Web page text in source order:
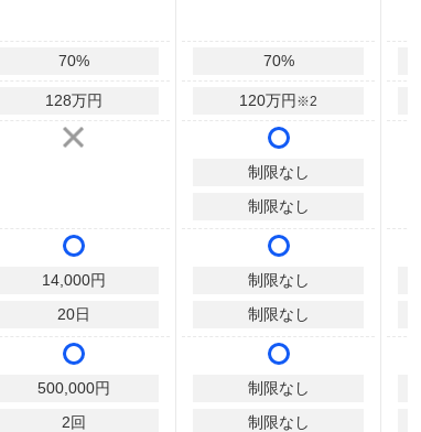
70%
128万円
14,000円
20日
500,000円
2回
70%
120万円 ※2
制限なし
制限なし
制限なし
制限なし
制限なし
制限なし